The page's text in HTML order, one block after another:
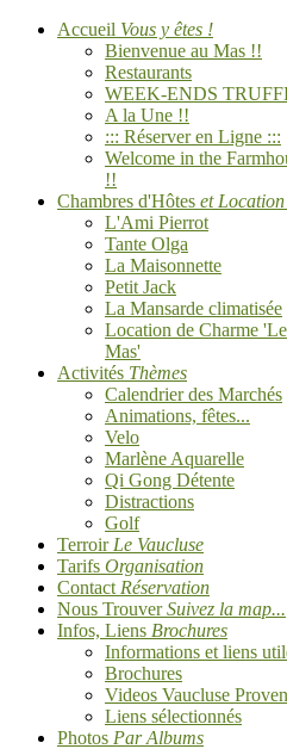
Accueil Vous y êtes !
Bienvenue au Mas !!
Restaurants
WEEK-ENDS
A la Une !!
::: Réserver en Ligne :::
Welcome in the
!!
Chambres d'Hôtes et
L'Ami Pierrot
Tante Olga
La Maisonnette
Petit Jack
La Mansarde climatisée
Location de Charme 'Le
Mas'
Activités Thèmes
Calendrier des Marchés
Animations, fêtes...
Velo
Marlène Aquarelle
Qi Gong Détente
Distractions
Golf
Terroir Le Vaucluse
Tarifs Organisation
Contact Réservation
Nous TrouverSuivez la map...
Infos, Liens Brochures
Informations et liens
Brochures
Videos Vaucluse
Liens sélectionnés
Photos Par Albums